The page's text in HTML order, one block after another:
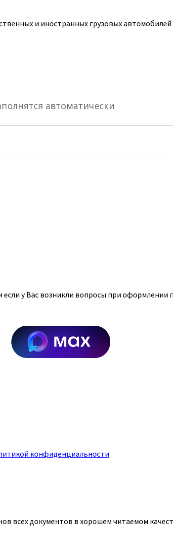
и иностранных грузовых автомобилей
у Вас возникли вопросы при оформлении
конфиденциальности
всех документов в хорошем читаемом